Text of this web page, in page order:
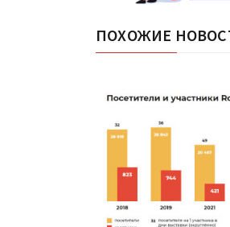
ПОХОЖИЕ